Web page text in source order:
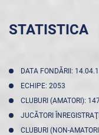
STATISTICA
DATA FONDĂRII:
ECHIPE: 2053
CLUBURI (AMATORI):
JUCĂTORI
CLUBURI (NON-